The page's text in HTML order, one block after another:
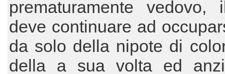
prematuramente vedovo,
deve continuare ad
da solo della nipote di
della a sua volta ed